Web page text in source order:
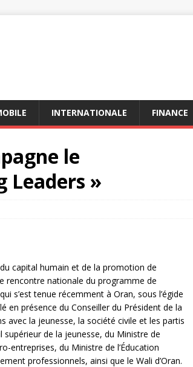
INTERNATIONALE FINANCE
le
Leaders »
capital humain et de la promotion de
rencontre nationale du programme de
s’est tenue récemment à Oran, sous l’égide
en présence du Conseiller du Président de la
avec la jeunesse, la société civile et les partis
supérieur de la jeunesse, du Ministre de
entreprises, du Ministre de l’Éducation
professionnels, ainsi que le Wali d’Oran.